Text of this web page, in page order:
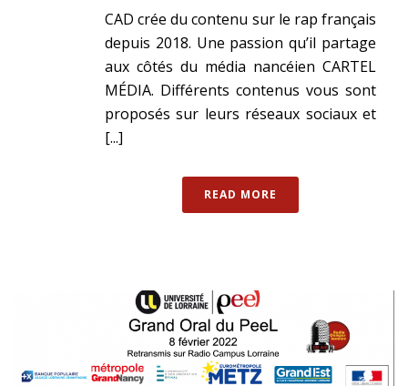
CAD crée du contenu sur le rap français
depuis 2018. Une passion qu’il partage
aux côtés du média nancéien CARTEL
MÉDIA. Différents contenus vous sont
proposés sur leurs réseaux sociaux et
[...]
READ MORE